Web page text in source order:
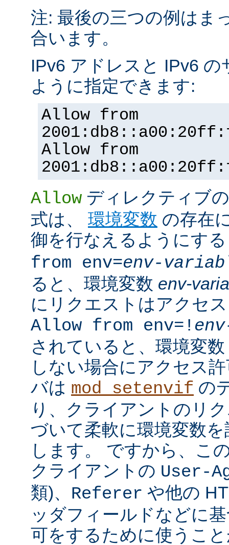
注: 最後の三つの例はま
合います。
IPv6 アドレスと IPv6
ように指定できます:
Allow from
Allow from
Allow ディレクティブ
式は、 環境変数 の存在
御を行なえるようにす
from env=env-
ると、環境変数 env-
にリクエストはアクセ
Allow from env=!
されていると、環境変数
しない場合にアクセス
バは mod_setenvif の
り、クライアントのリ
づいて柔軟に環境変数
します。 ですから、こ
クライアントの User-
類)、 Referer や他の
ッダフィールドなどに
可をするために使うこ